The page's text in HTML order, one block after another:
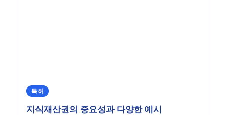
특허
지식재산권의 중요성과 다양한 예시